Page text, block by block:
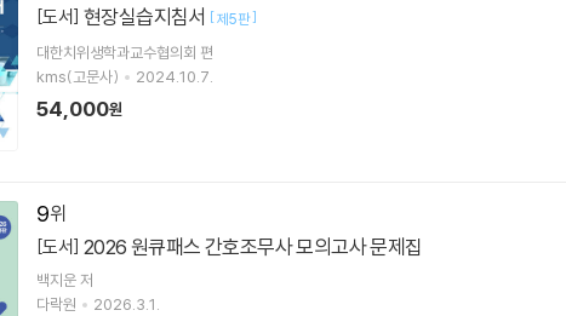
[도서] 현장실습지침서 [제5판]
대한치위생학과교수협의회 편
kms(고문사)
2024.10.7.
54,000원
9
[도서] 2026 원큐패스 간호조무사 모의고사 문제집
백지운저
다락원
2026.3.1.